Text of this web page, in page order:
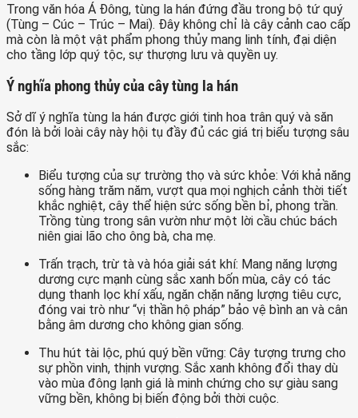
Trong văn hóa Á Đông, tùng la hán đứng đầu trong bộ tứ quý
(Tùng – Cúc – Trúc – Mai). Đây không chỉ là cây cảnh cao cấp
mà còn là một vật phẩm phong thủy mang linh tính, đại diện
cho tầng lớp quý tộc, sự thượng lưu và quyền uy.
Ý nghĩa phong thủy của cây tùng la hán
Sở dĩ ý nghĩa tùng la hán được giới tinh hoa trân quý và săn
đón là bởi loài cây này hội tụ đầy đủ các giá trị biểu tượng sâu
sắc:
Biểu tượng của sự trường thọ và sức khỏe: Với khả năng
sống hàng trăm năm, vượt qua mọi nghịch cảnh thời tiết
khắc nghiệt, cây thể hiện sức sống bền bỉ, phong trần.
Trồng tùng trong sân vườn như một lời cầu chúc bách
niên giai lão cho ông bà, cha mẹ.
Trấn trạch, trừ tà và hóa giải sát khí: Mang năng lượng
dương cực mạnh cùng sắc xanh bốn mùa, cây có tác
dụng thanh lọc khí xấu, ngăn chặn năng lượng tiêu cực,
đóng vai trò như “vị thần hộ pháp” bảo vệ bình an và cân
bằng âm dương cho không gian sống.
Thu hút tài lộc, phú quý bền vững: Cây tượng trưng cho
sự phồn vinh, thịnh vượng. Sắc xanh không đổi thay dù
vào mùa đông lạnh giá là minh chứng cho sự giàu sang
vững bền, không bị biến động bởi thời cuộc.